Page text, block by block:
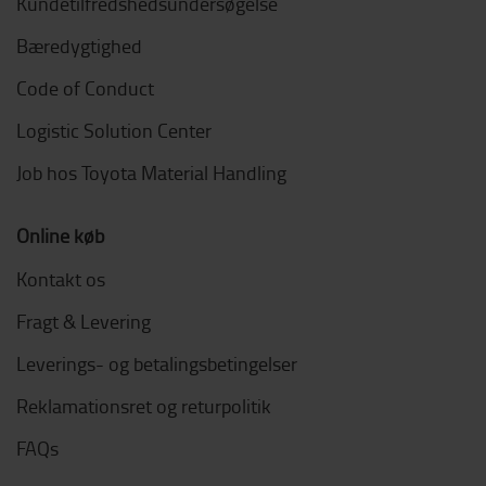
Bæredygtighed
Code of Conduct
Logistic Solution Center
Job hos Toyota Material Handling
Online køb
Kontakt os
Fragt & Levering
Leverings- og betalingsbetingelser
Reklamationsret og returpolitik
FAQs